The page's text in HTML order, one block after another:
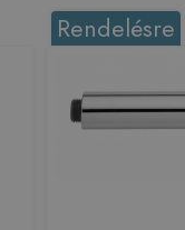
Rendelésre